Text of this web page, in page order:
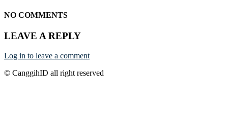
NO COMMENTS
LEAVE A REPLY
Log in to leave a comment
© CanggihID all right reserved